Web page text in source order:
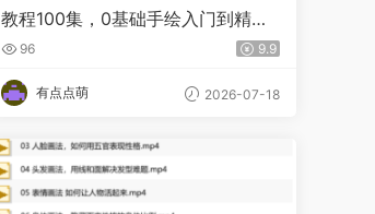
教程100集，0基础手绘入门到精通
学完成为绘画大触！
96 9.9
有点点萌 2026-07-18